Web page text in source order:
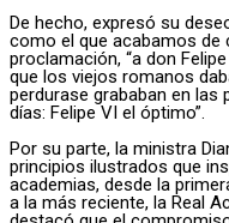
De hecho, expresó su
como el que acabamos de
proclamación, “a don
que los viejos romanos
perdurase grababan en las
días: Felipe VI el óptimo”.
Por su parte, la ministra
principios ilustrados que
academias, desde la
a la más reciente, la Real